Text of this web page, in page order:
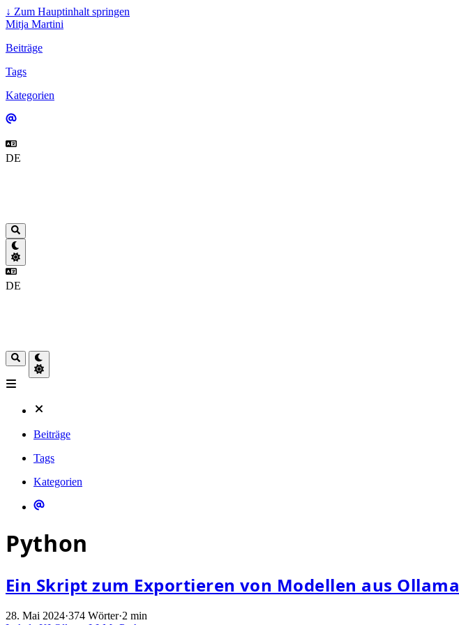
↓ Zum Hauptinhalt springen
Mitja Martini
Beiträge
Tags
Kategorien
DE
DE
Beiträge
Tags
Kategorien
Python
Ein Skript zum Exportieren von Modellen aus Ollama
28. Mai 2024·374 Wörter·2 min